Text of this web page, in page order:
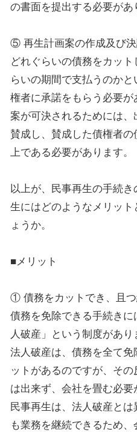
の書面を提出する必要があ
⑤ 再生計画案の作成及び
どれぐらいの債務をカッ
らいの期間で支払うのか
権者に承諾をもらう必要
案が可決されるためには
賛成し、賛成した債権者
上である必要があります。
以上が、民事再生の手続
生にはどのようなメリッ
ょうか。
■メリット
① 債務をカットでき、且
債務を免除できる手続き
人破産」という制度があり
法人破産は、債務を全て免
ットがあるのですが、そ
は出来ず、会社を畳む必要
民事再生は、法人破産と
も業務を継続できるため